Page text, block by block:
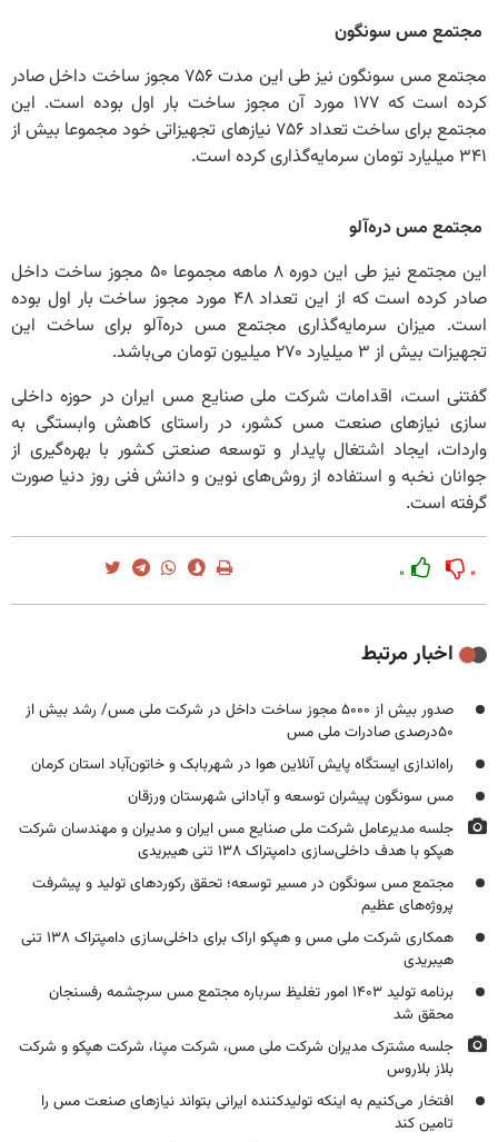
مجتمع مس سونگون
مجتمع مس سونگون نیز طی این مدت ۷۵۶ مجوز ساخت داخل صادر
کرده است که ۱۷۷ مورد آن مجوز ساخت بار اول بوده است. این
مجتمع برای ساخت تعداد ۷۵۶ نیازهای تجهیزاتی خود مجموعا بیش از
۳۴۱ میلیارد تومان سرمایه‌گذاری کرده است.
مجتمع مس دره‌آلو
این مجتمع نیز طی این دوره ۸ ماهه مجموعا ۵۰ مجوز ساخت داخل
صادر کرده است که از این تعداد ۴۸ مورد مجوز ساخت بار اول بوده
است. میزان سرمایه‌گذاری مجتمع مس دره‌آلو برای ساخت این
تجهیزات بیش از ۳ میلیارد ۲۷۰ میلیون تومان می‌باشد.
گفتنی است، اقدامات شرکت ملی صنایع مس ایران در حوزه داخلی
سازی نیازهای صنعت مس کشور، در راستای کاهش وابستگی به
واردات، ایجاد اشتغال پایدار و توسعه صنعتی کشور با بهره‌گیری از
جوانان نخبه و استفاده از روش‌های نوین و دانش فنی روز دنیا صورت
گرفته است.
۰ ۰
اخبار مرتبط
صدور بیش ‌از ۵۰۰۰ مجوز ساخت داخل در شرکت ملی مس/ رشد بیش‌ از
۵۰درصدی صادرات ملی مس
راه‌اندازی ایستگاه پایش آنلاین هوا در شهربابک و خاتون‌آباد استان کرمان
مس سونگون پیشران توسعه و آبادانی شهرستان ورزقان
جلسه مدیرعامل شرکت ملی صنایع مس ایران و مدیران و مهندسان شرکت
هپکو با هدف داخلی‌سازی دامپتراک ۱۳۸ تنی هیبریدی
مجتمع مس سونگون در مسیر توسعه؛ تحقق رکوردهای تولید و پیشرفت
پروژه‌های عظیم
همکاری شرکت ملی مس و هپکو اراک برای داخلی‌سازی دامپتراک ۱۳۸ تنی
هیبریدی
برنامه تولید ۱۴۰۳ امور تغلیظ سرباره مجتمع مس سرچشمه رفسنجان
محقق شد
جلسه مشترک مدیران شرکت ملی مس، شرکت مپنا، شرکت هپکو و شرکت
بلاز بلاروس
افتخار می‌کنیم به اینکه تولیدکننده ایرانی بتواند نیازهای صنعت مس را
تامین کند